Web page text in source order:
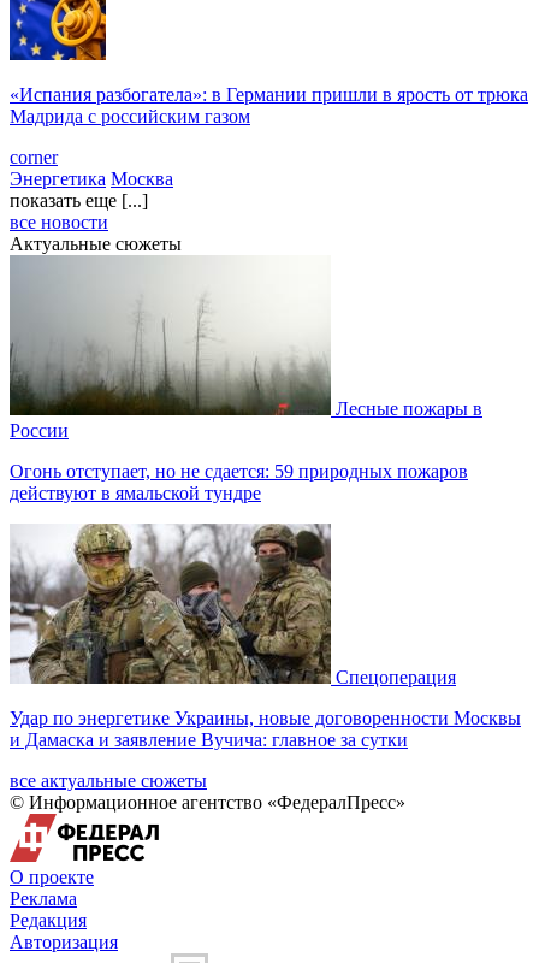
«Испания разбогатела»: в Германии пришли в ярость от трюка
Мадрида с российским газом
corner
Энергетика Москва
показать еще [...]
все новости
Актуальные сюжеты
Лесные пожары в
России
Огонь отступает, но не сдается: 59 природных пожаров
действуют в ямальской тундре
Спецоперация
Удар по энергетике Украины, новые договоренности Москвы
и Дамаска и заявление Вучича: главное за сутки
все актуальные сюжеты
© Информационное агентство «ФедералПресс»
О проекте
Реклама
Редакция
Авторизация